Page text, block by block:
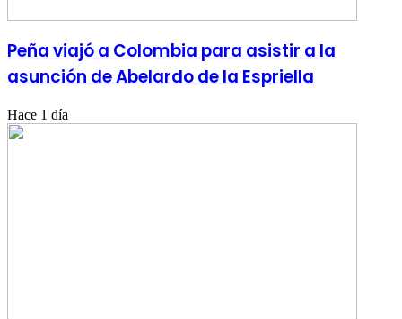
Peña viajó a Colombia para asistir a la
asunción de Abelardo de la Espriella
Hace 1 día